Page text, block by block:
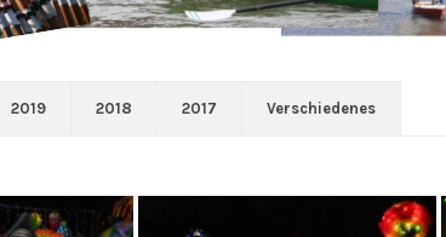
2019 2018 2017 Verschiedenes